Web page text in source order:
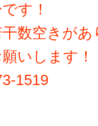
す！
数空きが
いします！
1519